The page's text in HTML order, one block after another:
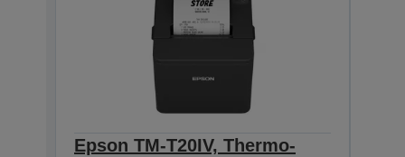
Epson TM-T20IV, Thermo-